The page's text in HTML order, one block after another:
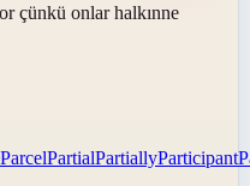
çünkü onlar halkınne
ParcelPartialPartiallyParticipant